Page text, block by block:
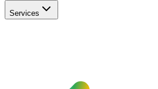
Services